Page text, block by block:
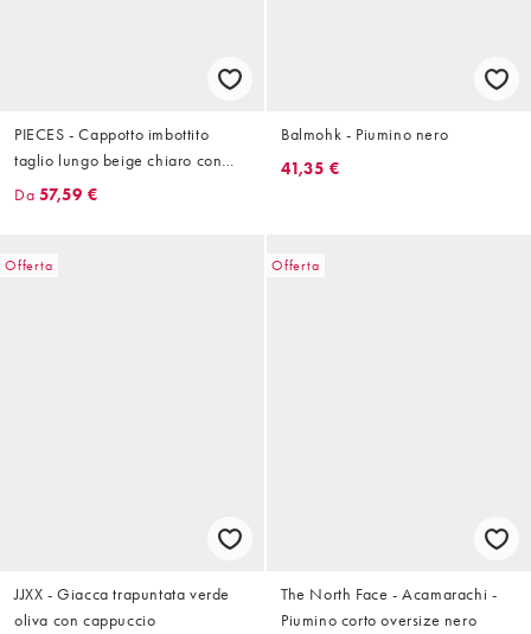
PIECES - Cappotto imbottito
taglio lungo beige chiaro con
cappuccio
Da 57,59 €
Balmohk - Piumino nero
41,35 €
Offerta
JJXX - Giacca trapuntata verde
oliva con cappuccio
Offerta
The North Face - Acamarachi -
Piumino corto oversize nero